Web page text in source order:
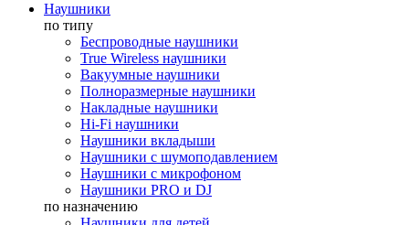
Наушники
по типу
Беспроводные наушники
True Wireless наушники
Вакуумные наушники
Полноразмерные наушники
Накладные наушники
Hi-Fi наушники
Наушники вкладыши
Наушники с шумоподавлением
Наушники с микрофоном
Наушники PRO и DJ
по назначению